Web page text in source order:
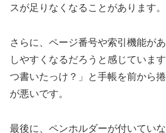
スが足りなくなることがあります。
さらに、ページ番号や索引機能が
しやすくなるだろうと感じていま
つ書いたっけ？」と手帳を前から
が悪いです。
最後に、ペンホルダーが付いてい